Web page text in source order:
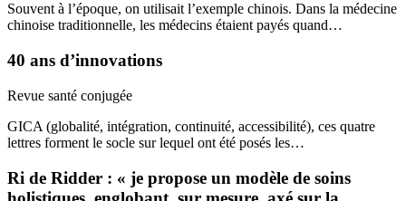
Souvent à l’époque, on utilisait l’exemple chinois. Dans la médecine
chinoise traditionnelle, les médecins étaient payés quand…
40 ans d’innovations
Revue santé conjugée
GICA (globalité, intégration, continuité, accessibilité), ces quatre
lettres forment le socle sur lequel ont été posés les…
Ri de Ridder : « je propose un modèle de soins